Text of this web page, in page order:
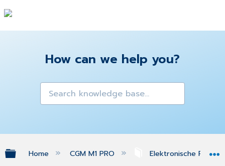
How can we help you?
Expand/collapse global hierarchy
Home CGM M1 PRO Elektronische